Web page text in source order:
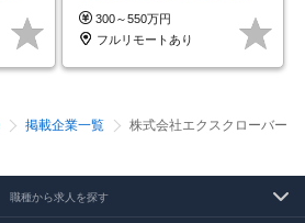
で18時退勤◎
300～550万円
フルリモートあり
掲載企業一覧
株式会社エクスクローバー
職種から求人を探す